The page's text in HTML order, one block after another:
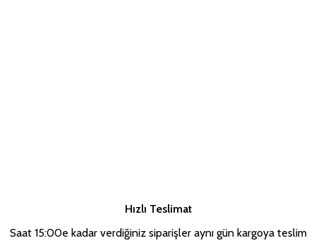
Hızlı Teslimat
Saat 15:00e kadar verdiğiniz siparişler aynı gün kargoya teslim